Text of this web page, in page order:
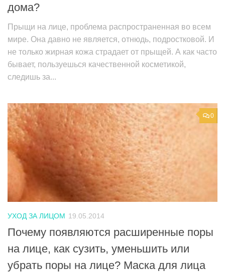
дома?
Прыщи на лице, проблема распространенная во всем
мире. Она давно не является, отнюдь, подростковой. И
не только жирная кожа страдает от прыщей. А как часто
бывает, пользуешься качественной косметикой,
следишь за...
0
УХОД ЗА ЛИЦОМ 19.05.2014
Почему появляются расширенные поры
на лице, как сузить, уменьшить или
убрать поры на лице? Маска для лица